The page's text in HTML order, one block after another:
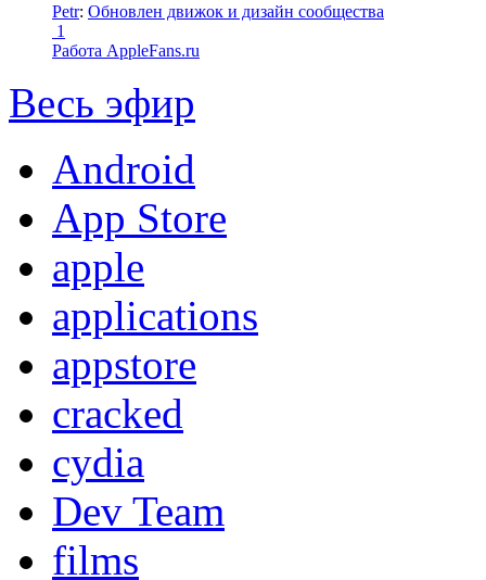
Petr: Обновлен движок и дизайн сообщества
1
Работа AppleFans.ru
Весь эфир
Android
App Store
apple
applications
appstore
cracked
cydia
Dev Team
films